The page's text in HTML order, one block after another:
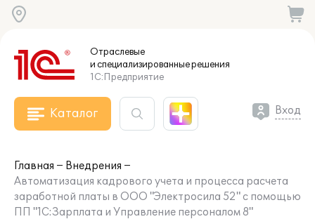
Отраслевые
и специализированныерешения
1С:Предприятие
Каталог Вход
Главная
Внедрения
Автоматизация кадрового учета и процесса расчета
заработной платы в ООО "Электросила 52" с помощью
ПП "1С:Зарплата и Управление персоналом 8"